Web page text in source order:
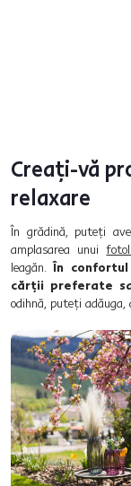
Creați-vă
relaxare
În grădină, puteți
amplasarea unui
leagăn.În
cărții preferate
odihnă, puteți adăuga,